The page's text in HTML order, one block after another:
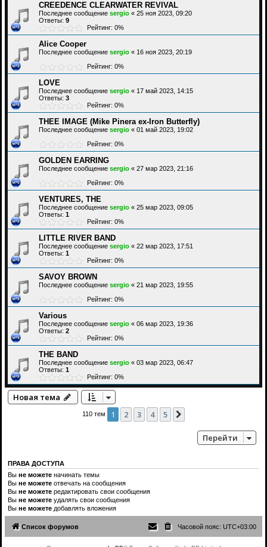
CREEDENCE CLEARWATER REVIVAL
Последнее сообщение sergio « 25 ноя 2023, 09:20
Ответы: 9
Рейтинг: 0%
Alice Cooper
Последнее сообщение sergio « 16 ноя 2023, 20:19
Рейтинг: 0%
LOVE
Последнее сообщение sergio « 17 май 2023, 14:15
Ответы: 3
Рейтинг: 0%
THEE IMAGE (Mike Pinera ex-Iron Butterfly)
Последнее сообщение sergio « 01 май 2023, 19:02
Рейтинг: 0%
GOLDEN EARRING
Последнее сообщение sergio « 27 мар 2023, 21:16
Рейтинг: 0%
VENTURES, THE
Последнее сообщение sergio « 25 мар 2023, 09:05
Ответы: 1
Рейтинг: 0%
LITTLE RIVER BAND
Последнее сообщение sergio « 22 мар 2023, 17:51
Ответы: 1
Рейтинг: 0%
SAVOY BROWN
Последнее сообщение sergio « 21 мар 2023, 19:55
Рейтинг: 0%
Various
Последнее сообщение sergio « 06 мар 2023, 19:36
Ответы: 2
Рейтинг: 0%
THE BAND
Последнее сообщение sergio « 03 мар 2023, 06:47
Ответы: 1
Рейтинг: 0%
Новая тема
110 тем 1 2 3 4 5
Перейти
ПРАВА ДОСТУПА
Вы не можете начинать темы
Вы не можете отвечать на сообщения
Вы не можете редактировать свои сообщения
Вы не можете удалять свои сообщения
Вы не можете добавлять вложения
Список форумов Часовой пояс: UTC+03:00